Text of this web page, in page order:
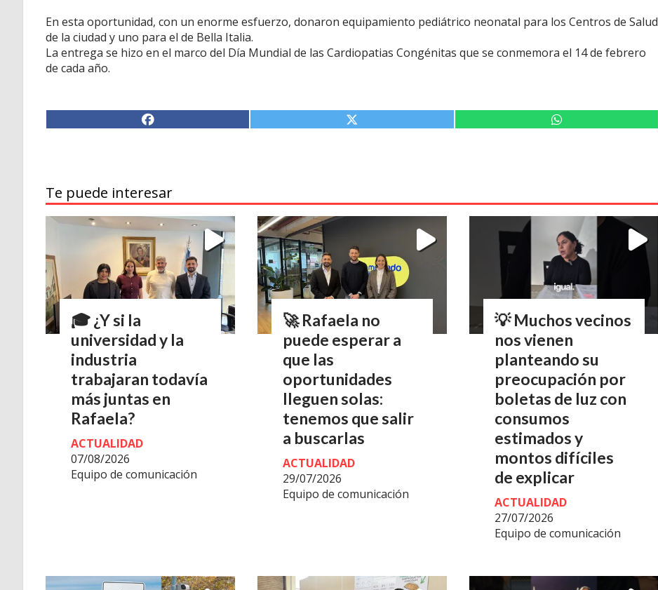
En esta oportunidad, con un enorme esfuerzo, donaron equipamiento pediátrico neonatal para los Centros de Salud
de la ciudad y uno para el de Bella Italia.
La entrega se hizo en el marco del Día Mundial de las Cardiopatias Congénitas que se conmemora el 14 de febrero
de cada año.
Te puede interesar
🎓 ¿Y si la
universidad y la
industria
trabajaran todavía
más juntas en
Rafaela?
Equipo de comunicación
ACTUALIDAD
07/08/2026
🚀 Rafaela no
puede esperar a
que las
oportunidades
lleguen solas:
tenemos que salir
a buscarlas
Equipo de comunicación
ACTUALIDAD
29/07/2026
💡 Muchos vecinos
nos vienen
planteando su
preocupación por
boletas de luz con
consumos
estimados y
montos difíciles
de explicar
Equipo de comunicación
ACTUALIDAD
27/07/2026